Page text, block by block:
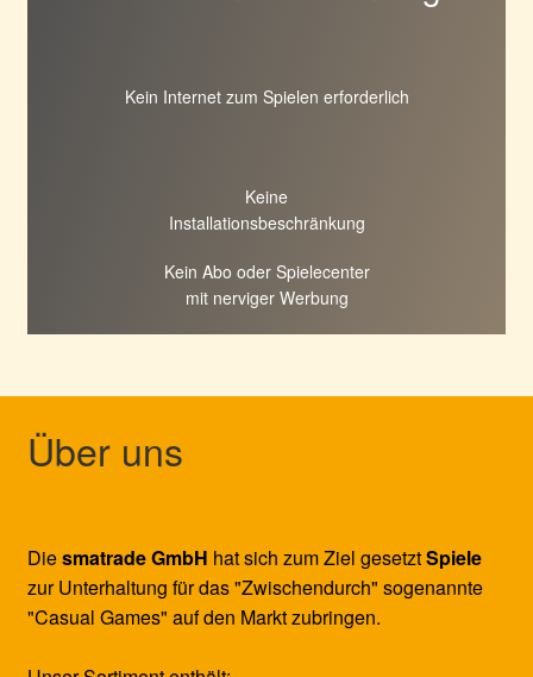
Kein Internet zum Spielen erforderlich
Keine
Installationsbeschränkung
Kein Abo oder Spielecenter
mit nerviger Werbung
Über uns
Diesmatrade GmbH hat sich zum Ziel gesetztSpiele
zur Unterhaltung für das "Zwischendurch" sogenannte
"Casual Games" auf den Markt zubringen.